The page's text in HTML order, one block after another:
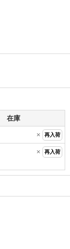
在庫
× 再入荷
× 再入荷